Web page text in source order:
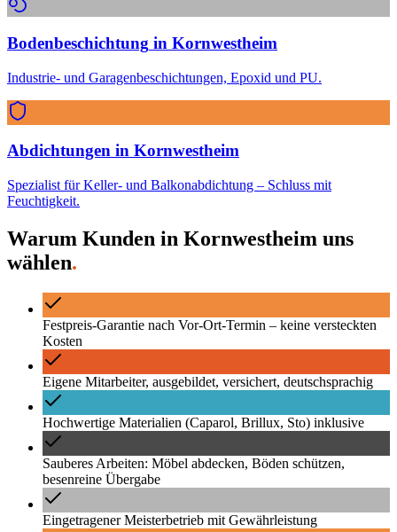
Bodenbeschichtung in Kornwestheim
Industrie- und Garagenbeschichtungen, Epoxid und PU.
Abdichtungen in Kornwestheim
Spezialist für Keller- und Balkonabdichtung – Schluss mit
Feuchtigkeit.
Warum Kunden in Kornwestheim uns
wählen.
Festpreis-Garantie nach Vor-Ort-Termin – keine versteckten
Kosten
Eigene Mitarbeiter, ausgebildet, versichert, deutschsprachig
Hochwertige Materialien (Caparol, Brillux, Sto) inklusive
Sauberes Arbeiten: Möbel abdecken, Böden schützen,
besenreine Übergabe
Eingetragener Meisterbetrieb mit Gewährleistung